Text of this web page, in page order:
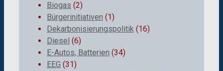
Biogas (2)
Bürgerinitiativen (1)
Dekarbonisierungspolitik (16)
Diesel (6)
E-Autos, Batterien (34)
EEG (31)